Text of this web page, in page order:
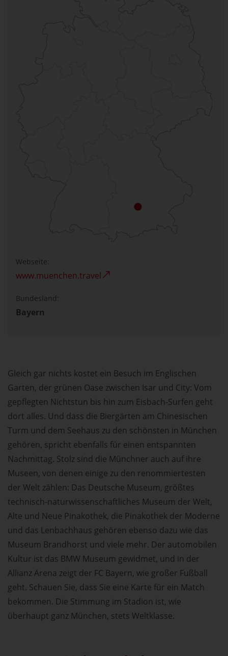
Webseite:
www.muenchen.travel
Bundesland:
Bayern
Gleich gar nichts kostet ein Besuch im Englischen
Garten, der grünen Oase zwischen Isar und City: Vom
gepflegten Nichtstun bis hin zum Eisbach-Surfen geht
dort alles. Und dass die Biergärten am Chinesischen
Turm und dem Seehaus zu den schönsten in München
gehören, spricht ebenfalls für einen entspannten
Nachmittag. Stolz sind die Münchner auch auf ihre
Museen, von denen einige zu den renommiertesten
der Welt zählen: Das Deutsche Museum, größtes
technisch-naturwissenschaftliches Museum der Welt,
Alte und Neue Pinakothek, die Pinakothek der Moderne
und das Lenbachhaus gehören ebenso dazu wie das
Museum Brandhorst und viele mehr. Der automobilen
Kultur ist das BMW Museum gewidmet, und in der
Allianz Arena zeigt der FC Bayern, wie großer Fußball
geht. Schauen Sie, dass Sie eine Karte für ein Match
bekommen. Die Stimmung im Stadion ist, wie
überhaupt ganz München, stets Weltklasse.